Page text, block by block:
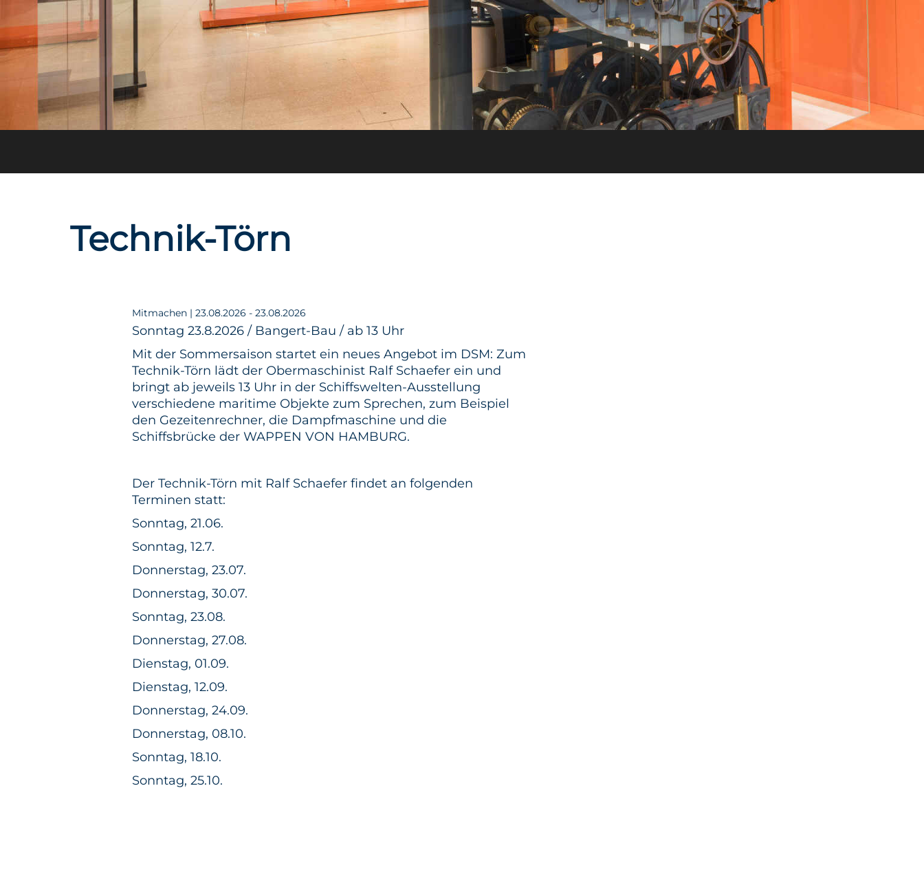
Technik-Törn
Mitmachen | 23.08.2026 - 23.08.2026
Sonntag 23.8.2026 / Bangert-Bau / ab 13 Uhr
Mit der Sommersaison startet ein neues Angebot im DSM: Zum
Technik-Törn lädt der Obermaschinist Ralf Schaefer ein und
bringt ab jeweils 13 Uhr in der Schiffswelten-Ausstellung
verschiedene maritime Objekte zum Sprechen, zum Beispiel
den Gezeitenrechner, die Dampfmaschine und die
Schiffsbrücke der WAPPEN VON HAMBURG.
Der Technik-Törn mit Ralf Schaefer findet an folgenden
Terminen statt:
Sonntag, 21.06.
Sonntag, 12.7.
Donnerstag, 23.07.
Donnerstag, 30.07.
Sonntag, 23.08.
Donnerstag, 27.08.
Dienstag, 01.09.
Dienstag, 12.09.
Donnerstag, 24.09.
Donnerstag, 08.10.
Sonntag, 18.10.
Sonntag, 25.10.